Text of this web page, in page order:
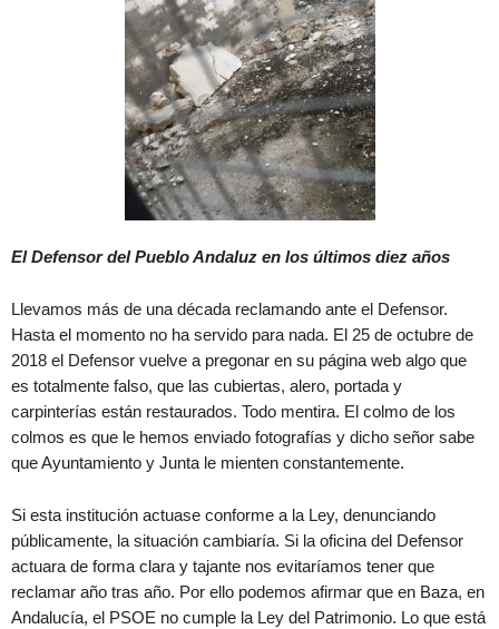
El Defensor del Pueblo Andaluz en los últimos diez años
Llevamos más de una década reclamando ante el Defensor.
Hasta el momento no ha servido para nada. El 25 de octubre de
2018 el Defensor vuelve a pregonar en su página web algo que
es totalmente falso, que las cubiertas, alero, portada y
carpinterías están restaurados. Todo mentira. El colmo de los
colmos es que le hemos enviado fotografías y dicho señor sabe
que Ayuntamiento y Junta le mienten constantemente.
Si esta institución actuase conforme a la Ley, denunciando
públicamente, la situación cambiaría. Si la oficina del Defensor
actuara de forma clara y tajante nos evitaríamos tener que
reclamar año tras año. Por ello podemos afirmar que en Baza, en
Andalucía, el PSOE no cumple la Ley del Patrimonio. Lo que está